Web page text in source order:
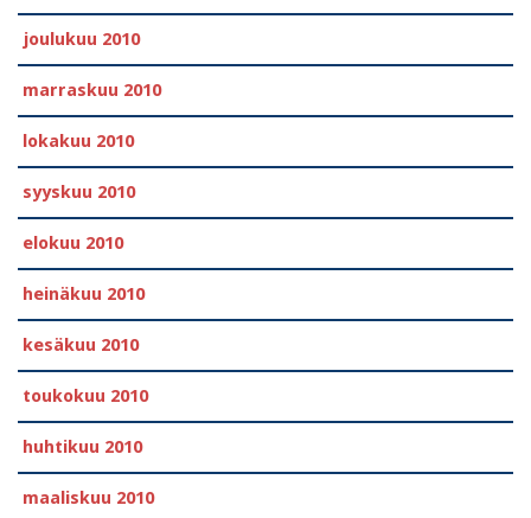
joulukuu 2010
marraskuu 2010
lokakuu 2010
syyskuu 2010
elokuu 2010
heinäkuu 2010
kesäkuu 2010
toukokuu 2010
huhtikuu 2010
maaliskuu 2010